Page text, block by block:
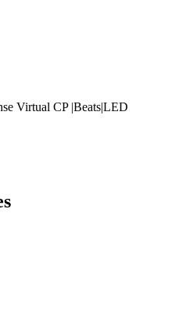
Virtual CP |Beats|LED